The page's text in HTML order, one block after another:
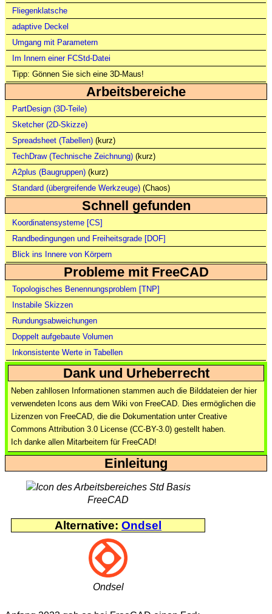
Fliegenklatsche
adaptive Deckel
Umgang mit Parametern
Im Innern einer FCStd-Datei
Tipp: Gönnen Sie sich eine 3D-Maus!
Arbeitsbereiche
PartDesign (3D-Teile)
Sketcher (2D-Skizze)
Spreadsheet (Tabellen) (kurz)
TechDraw (Technische Zeichnung) (kurz)
A2plus (Baugruppen) (kurz)
Standard (übergreifende Werkzeuge) (Chaos)
Schnell gefunden
Koordinatensysteme [CS]
Randbedingungen und Freiheitsgrade [DOF]
Blick ins Innere von Körpern
Probleme mit FreeCAD
Topologisches Benennungsproblem [TNP]
Instabile Skizzen
Rundungsabweichungen
Doppelt aufgebaute Volumen
Inkonsistente Werte in Tabellen
Dank und Urheberrecht
Neben zahllosen Informationen stammen auch die Bilddateien der hier
verwendeten Icons aus dem Wiki von FreeCAD . Dies ermöglichen die
Lizenzen von FreeCAD , die die Dokumentation unter Creative
Commons Attribution 3.0 License (CC-BY-3.0) gestellt haben.
Ich danke allen Mitarbeitern für FreeCAD!
Einleitung
FreeCAD
Alternative: Ondsel
Ondsel